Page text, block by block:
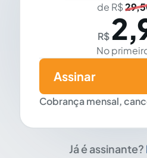
de R$
R$
No
Cobrança mensal,
Assinar
Já é assinante?